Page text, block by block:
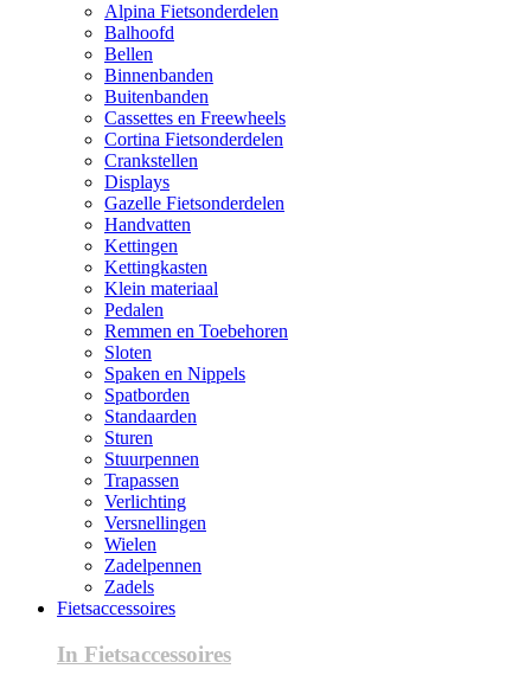
Alpina Fietsonderdelen
Balhoofd
Bellen
Binnenbanden
Buitenbanden
Cassettes en Freewheels
Cortina Fietsonderdelen
Crankstellen
Displays
Gazelle Fietsonderdelen
Handvatten
Kettingen
Kettingkasten
Klein materiaal
Pedalen
Remmen en Toebehoren
Sloten
Spaken en Nippels
Spatborden
Standaarden
Sturen
Stuurpennen
Trapassen
Verlichting
Versnellingen
Wielen
Zadelpennen
Zadels
Fietsaccessoires
In Fietsaccessoires